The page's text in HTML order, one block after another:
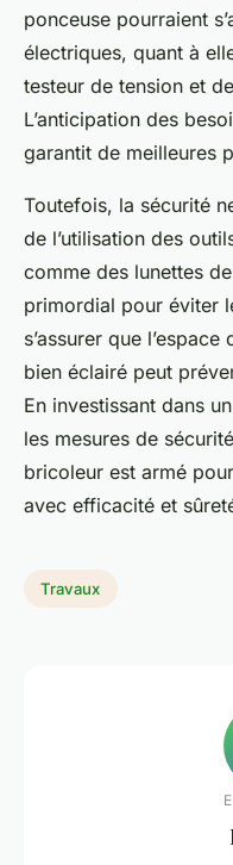
ponceuse pourraient
électriques, quant à
testeur de tension et
L’anticipation des
garantit de meilleures
Toutefois, la sécurité
de l’utilisation des
comme des lunettes
primordial pour éviter
s’assurer que
bien éclairé peut
En investissant dans
les mesures de
bricoleur est armé
avec efficacité et
Travaux